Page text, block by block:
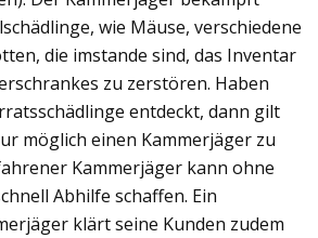
wie Mäuse, verschiedene
die imstande sind, das Inventar
zu zerstören. Haben
entdeckt, dann gilt
möglich einen Kammerjäger zu
Kammerjäger kann ohne
Abhilfe schaffen. Ein
klärt seine Kunden zudem